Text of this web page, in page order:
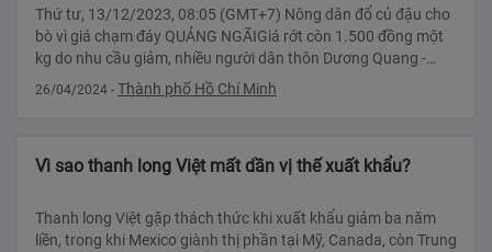
Thứ tư, 13/12/2023, 08:05 (GMT+7) Nông dân đổ củ đậu cho
bò vì giá chạm đáy QUẢNG NGÃIGiá rớt còn 1.500 đồng một
kg do nhu cầu giảm, nhiều người dân thôn Dương Quang -
vùng chuyên canh lớn nhất tỉnh -
26/04/2024 - Thành phố Hồ Chí Minh
Vì sao thanh long Việt mất dần vị thế xuất khẩu?
Thanh long Việt gặp thách thức khi xuất khẩu giảm ba năm
liền, trong khi Mexico giành thị phần tại Mỹ, Canada, còn Trung